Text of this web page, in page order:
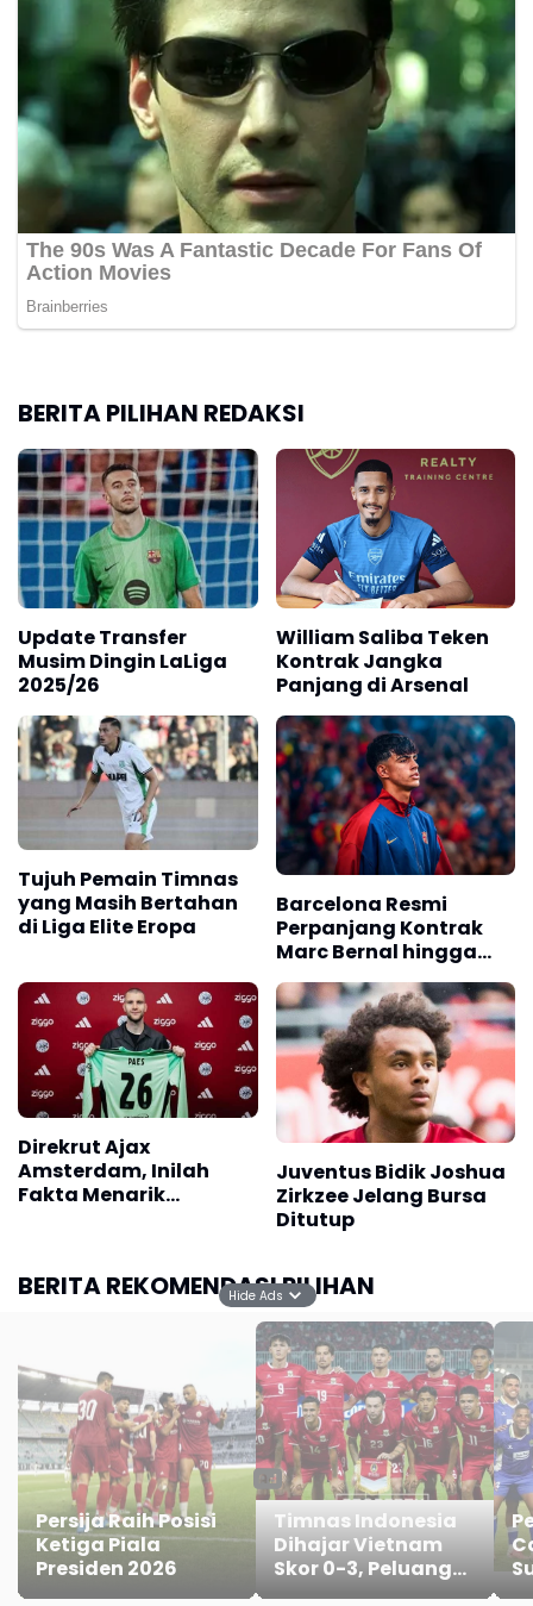
BERITA PILIHAN REDAKSI
Update Transfer
Musim Dingin LaLiga
2025/26
William Saliba Teken
Kontrak Jangka
Panjang di Arsenal
Tujuh Pemain Timnas
yang Masih Bertahan
di Liga Elite Eropa
Barcelona Resmi
Perpanjang Kontrak
Marc Bernal hingga
2029
Direkrut Ajax
Amsterdam, Inilah
Fakta Menarik
Juventus Bidik Joshua
Zirkzee Jelang Bursa
Ditutup
BERITA REKOMENDASI PILIHAN
Persija Raih Posisi
Ketiga Piala
Presiden 2026
Timnas Indonesia
Dihajar Vietnam
Skor 0-3, Peluang
Lolos Semifinal
Hide Ads